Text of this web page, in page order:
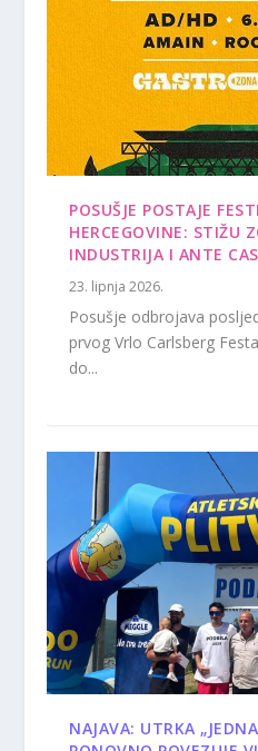
POSUŠJE POSTAJE
HERCEGOVINE: STIŽU
INDUSTRIJA I ANTE
23. lipnja 2026.
Posušje odbrojava
prvog Vrlo Carlsberg
do...
NAJAVA: UTRKA